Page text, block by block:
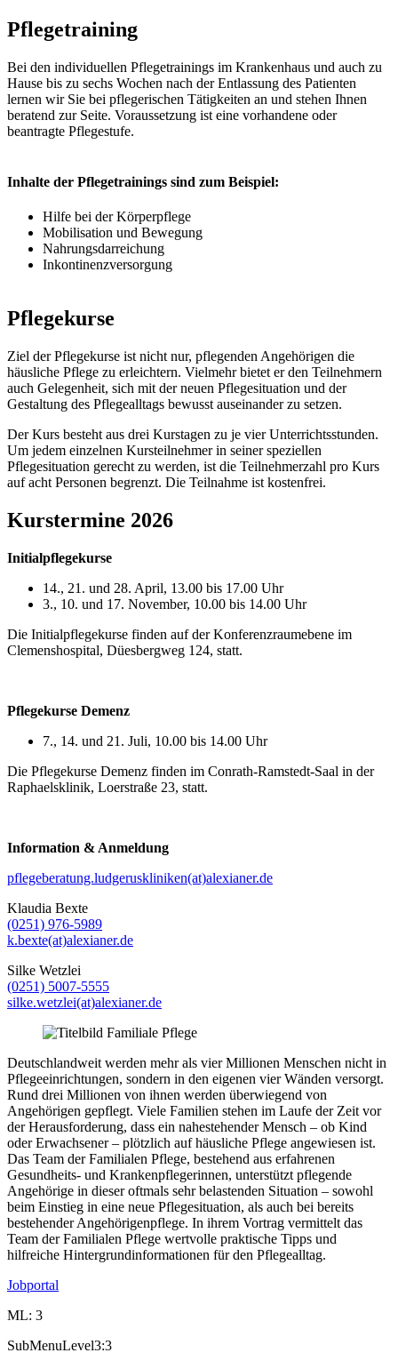
Pflegetraining
Bei den individuellen Pflegetrainings im Krankenhaus und auch zu
Hause bis zu sechs Wochen nach der Entlassung des Patienten
lernen wir Sie bei pflegerischen Tätigkeiten an und stehen Ihnen
beratend zur Seite. Voraussetzung ist eine vorhandene oder
beantragte Pflegestufe.
Inhalte der Pflegetrainings sind zum Beispiel:
Hilfe bei der Körperpflege
Mobilisation und Bewegung
Nahrungsdarreichung
Inkontinenzversorgung
Pflegekurse
Ziel der Pflegekurse ist nicht nur, pflegenden Angehörigen die
häusliche Pflege zu erleichtern. Vielmehr bietet er den Teilnehmern
auch Gelegenheit, sich mit der neuen Pflegesituation und der
Gestaltung des Pflegealltags bewusst auseinander zu setzen.
Der Kurs besteht aus drei Kurstagen zu je vier Unterrichtsstunden.
Um jedem einzelnen Kursteilnehmer in seiner speziellen
Pflegesituation gerecht zu werden, ist die Teilnehmerzahl pro Kurs
auf acht Personen begrenzt. Die Teilnahme ist kostenfrei.
Kurstermine 2026
Initialpflegekurse
14., 21. und 28. April, 13.00 bis 17.00 Uhr
3., 10. und 17. November, 10.00 bis 14.00 Uhr
Die Initialpflegekurse finden auf der Konferenzraumebene im
Clemenshospital, Düesbergweg 124, statt.
Pflegekurse Demenz
7., 14. und 21. Juli, 10.00 bis 14.00 Uhr
Die Pflegekurse Demenz finden im Conrath-Ramstedt-Saal in der
Raphaelsklinik, Loerstraße 23, statt.
Information & Anmeldung
pflegeberatung.ludgeruskliniken(at)alexianer.de
Klaudia Bexte
(0251) 976-5989
k.bexte(at)alexianer.de
Silke Wetzlei
(0251) 5007-5555
silke.wetzlei(at)alexianer.de
Deutschlandweit werden mehr als vier Millionen Menschen nicht in
Pflegeeinrichtungen, sondern in den eigenen vier Wänden versorgt.
Rund drei Millionen von ihnen werden überwiegend von
Angehörigen gepflegt. Viele Familien stehen im Laufe der Zeit vor
der Herausforderung, dass ein nahestehender Mensch – ob Kind
oder Erwachsener – plötzlich auf häusliche Pflege angewiesen ist.
Das Team der Familialen Pflege, bestehend aus erfahrenen
Gesundheits- und Krankenpflegerinnen, unterstützt pflegende
Angehörige in dieser oftmals sehr belastenden Situation – sowohl
beim Einstieg in eine neue Pflegesituation, als auch bei bereits
bestehender Angehörigenpflege. In ihrem Vortrag vermittelt das
Team der Familialen Pflege wertvolle praktische Tipps und
hilfreiche Hintergrundinformationen für den Pflegealltag.
Jobportal
ML: 3
SubMenuLevel3:3